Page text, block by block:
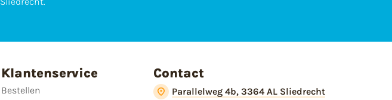
Klantenservice
Bestellen
Contact
Parallelweg 4b, 3364 AL Sliedrecht